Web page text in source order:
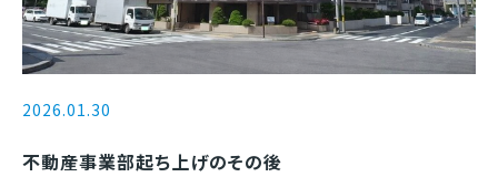
2026.01.30
不動産事業部起ち上げのその後